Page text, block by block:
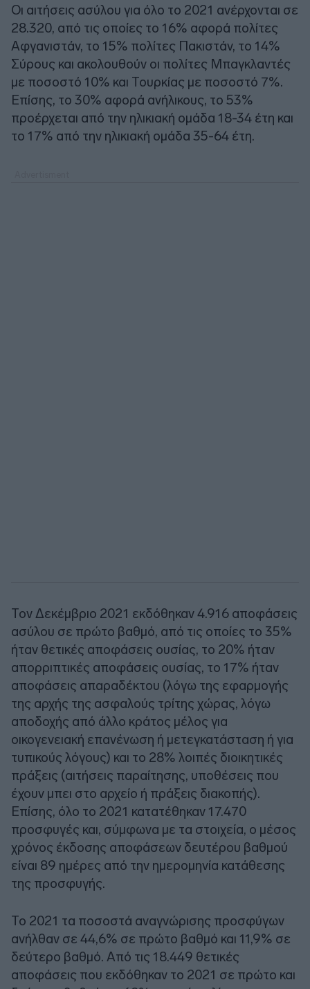
Οι αιτήσεις ασύλου για όλο το 2021 ανέρχονται σε
28.320, από τις οποίες το 16% αφορά πολίτες
Αφγανιστάν, το 15% πολίτες Πακιστάν, το 14%
Σύρους και ακολουθούν οι πολίτες Μπαγκλαντές
με ποσοστό 10% και Τουρκίας με ποσοστό 7%.
Επίσης, το 30% αφορά ανήλικους, το 53%
προέρχεται από την ηλικιακή ομάδα 18-34 έτη και
το 17% από την ηλικιακή ομάδα 35-64 έτη.
Τον Δεκέμβριο 2021 εκδόθηκαν 4.916 αποφάσεις
ασύλου σε πρώτο βαθμό, από τις οποίες το 35%
ήταν θετικές αποφάσεις ουσίας, το 20% ήταν
απορριπτικές αποφάσεις ουσίας, το 17% ήταν
αποφάσεις απαραδέκτου (λόγω της εφαρμογής
της αρχής της ασφαλούς τρίτης χώρας, λόγω
αποδοχής από άλλο κράτος μέλος για
οικογενειακή επανένωση ή μετεγκατάσταση ή για
τυπικούς λόγους) και το 28% λοιπές διοικητικές
πράξεις (αιτήσεις παραίτησης, υποθέσεις που
έχουν μπει στο αρχείο ή πράξεις διακοπής).
Επίσης, όλο το 2021 κατατέθηκαν 17.470
προσφυγές και, σύμφωνα με τα στοιχεία, ο μέσος
χρόνος έκδοσης αποφάσεων δευτέρου βαθμού
είναι 89 ημέρες από την ημερομηνία κατάθεσης
της προσφυγής.
Το 2021 τα ποσοστά αναγνώρισης προσφύγων
ανήλθαν σε 44,6% σε πρώτο βαθμό και 11,9% σε
δεύτερο βαθμό. Από τις 18.449 θετικές
αποφάσεις που εκδόθηκαν το 2021 σε πρώτο και